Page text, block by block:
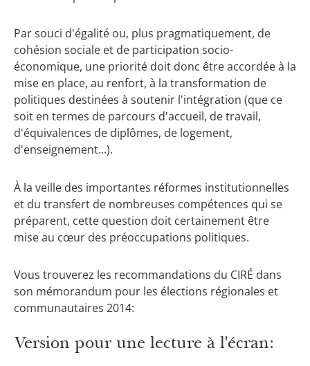
Par souci d'égalité ou, plus pragmatiquement, de
cohésion sociale et de participation socio-
économique, une priorité doit donc être accordée à la
mise en place, au renfort, à la transformation de
politiques destinées à soutenir l'intégration (que ce
soit en termes de parcours d'accueil, de travail,
d'équivalences de diplômes, de logement,
d'enseignement...).
À la veille des importantes réformes institutionnelles
et du transfert de nombreuses compétences qui se
préparent, cette question doit certainement être
mise au cœur des préoccupations politiques.
Vous trouverez les recommandations du CIRÉ dans
son mémorandum pour les élections régionales et
communautaires 2014:
Version pour une lecture à l'écran: